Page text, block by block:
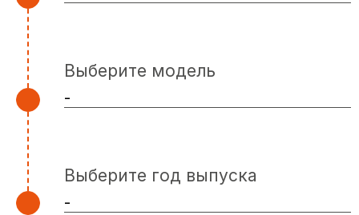
Выберите модель
Выберите год выпуска